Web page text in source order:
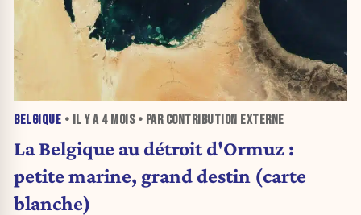
BELGIQUE • IL Y A 4 MOIS• PAR CONTRIBUTION EXTERNE
La Belgique au détroit d'Ormuz :
petite marine, grand destin (carte
blanche)